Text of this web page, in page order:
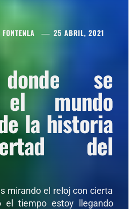
25 ABRIL, 2021
se
mundo
la historia
del
mirando el reloj con cierta
el tiempo estoy llegando